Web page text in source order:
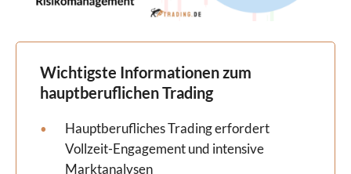
Wichtigste Informationen zum
hauptberuflichen Trading
Hauptberufliches Trading erfordert
Vollzeit-Engagement und intensive
Marktanalysen